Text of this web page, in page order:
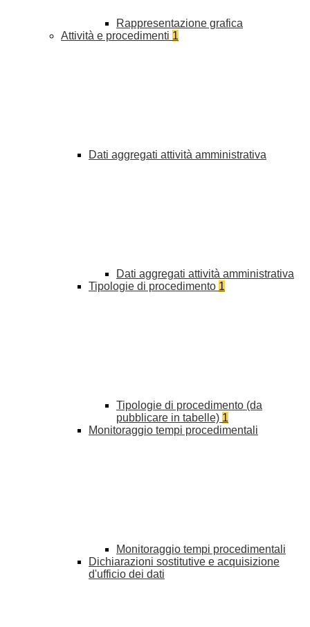
Rappresentazione grafica
Attività e procedimenti 1
Dati aggregati attività amministrativa
Dati aggregati attività amministrativa
Tipologie di procedimento 1
Tipologie di procedimento (da
pubblicare in tabelle) 1
Monitoraggio tempi procedimentali
Monitoraggio tempi procedimentali
Dichiarazioni sostitutive e acquisizione
d'ufficio dei dati